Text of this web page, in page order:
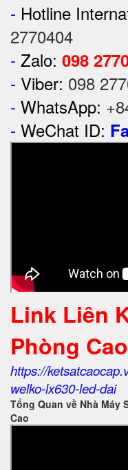
- Hotline
2770404
- Zalo: 098
- Viber: 098
- WhatsApp:
- WeChat ID:
Link Liên
Phòng
https://
welko-lx630-led-dai
Tổng Quan về Nhà Máy
Cao